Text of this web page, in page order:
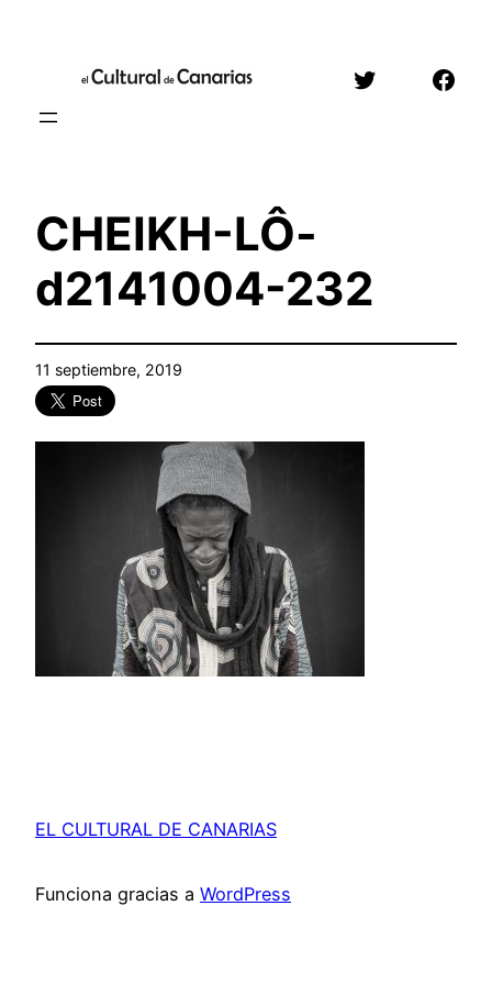
contenido
Twitter
CHEIKH-LÔ-
d2141004-232
11 septiembre, 2019
EL CULTURAL DE CANARIAS
Funciona gracias a WordPress